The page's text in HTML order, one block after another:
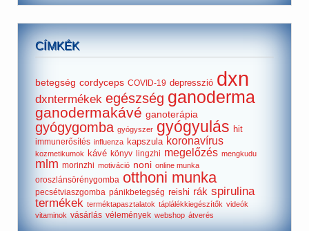
CÍMKÉK
betegség cordyceps COVID-19 depresszió dxn
dxntermékek egészség ganoderma
ganodermakávé ganoterápia
gyógygomba gyógyszer gyógyulás hit
immunerősítés influenza kapszula koronavírus
kozmetikumok kávé könyv lingzhi megelőzés mengkudu
mlm morinzhi motiváció noni online munka
oroszlánsörénygomba otthoni munka
pecsétviaszgomba pánikbetegség reishi rák spirulina
termékek terméktapasztalatok táplálékkiegészítők videók
vitaminok vásárlás vélemények webshop átverés